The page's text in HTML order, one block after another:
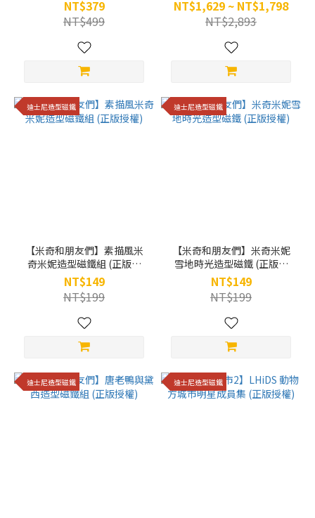
NT$379
NT$499
NT$1,629 ~ NT$1,798
NT$2,893
迪士尼造型磁鐵
【米奇和朋友們】素描風米
奇米妮造型磁鐵組 (正版授
權)
NT$149
NT$199
迪士尼造型磁鐵
【米奇和朋友們】米奇米妮
雪地時光造型磁鐵 (正版授
權)
NT$149
NT$199
迪士尼造型磁鐵 迪士尼造型磁鐵